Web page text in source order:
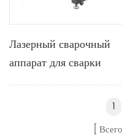
Лазерный сварочный
аппарат для сварки
верхней крышки
призматической батареи
1
Всего